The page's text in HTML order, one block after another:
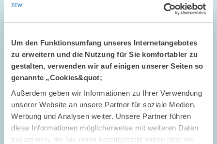
Um den Funktionsumfang unseres Internetangebotes
zu erweitern und die Nutzung für Sie komfortabler zu
gestalten, verwenden wir auf einigen unserer Seiten so
genannte „Cookies&quot;
Außerdem geben wir Informationen zu Ihrer Verwendung
unserer Website an unsere Partner für soziale Medien,
Werbung und Analysen weiter. Unsere Partner führen
diese Informationen möglicherweise mit weiteren Daten
zusammen, die Sie ihnen bereitgestellt haben oder die
STANDPUNKT // 16.07.2026
Mehr Flexibilität ist nicht automatisch
besser: Die ETS-Reform darf das Preissignal
nicht entkernen // Standpunkt von Sebastian